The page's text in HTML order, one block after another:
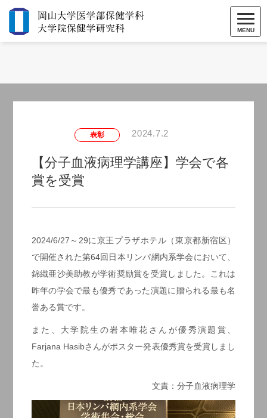
MENU
表彰 2024.7.2
【分子血液病理学講座】学会で各
賞を受賞
2024/6/27～29に京王プラザホテル（東京都新宿区）
で開催された第64回日本リンパ網内系学会において、
錦織亜沙美助教が学術奨励賞を受賞しました。これは
昨年の学会で最も優秀であった演題に贈られる最も名
誉ある賞です。
また、大学院生の岩本唯花さんが優秀演題賞、
Farjana Hasibさんがポスター発表優秀賞を受賞しまし
た。
文責：分子血液病理学